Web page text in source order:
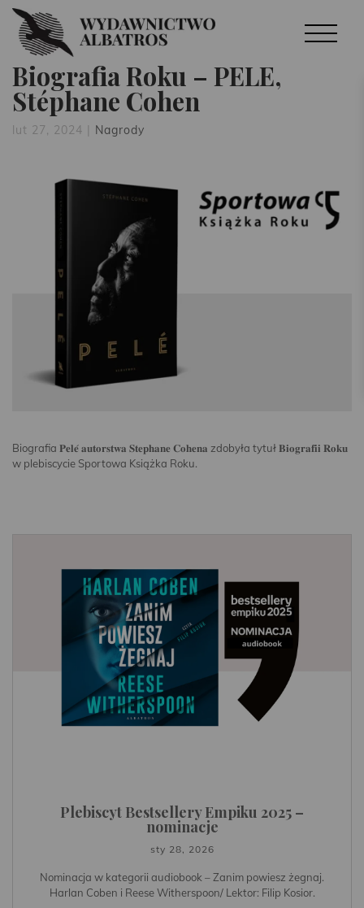
Biografia Roku – PELÉ,
Stéphane Cohen
lut 27, 2024 | Nagrody
Biografia 𝐏𝐞𝐥𝐞́ 𝐚𝐮𝐭𝐨𝐫𝐬𝐭𝐰𝐚 𝐒𝐭𝐞𝐩𝐡𝐚𝐧𝐞 𝐂𝐨𝐡𝐞𝐧𝐚 zdobyła tytuł 𝐁𝐢𝐨𝐠𝐫𝐚𝐟𝐢𝐢 𝐑𝐨𝐤𝐮
w plebiscycie Sportowa Książka Roku.
Plebiscyt Bestsellery Empiku 2025 –
nominacje
sty 28, 2026
Nominacja w kategorii audiobook – Zanim powiesz żegnaj.
Harlan Coben i Reese Witherspoon/ Lektor: Filip Kosior.